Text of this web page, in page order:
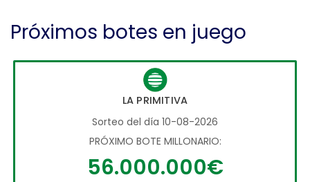
Próximos botes en juego
LA PRIMITIVA
Sorteo del día 10-08-2026
PRÓXIMO BOTE MILLONARIO:
56.000.000€